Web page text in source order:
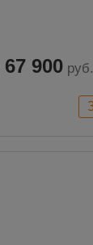
67 900 руб.